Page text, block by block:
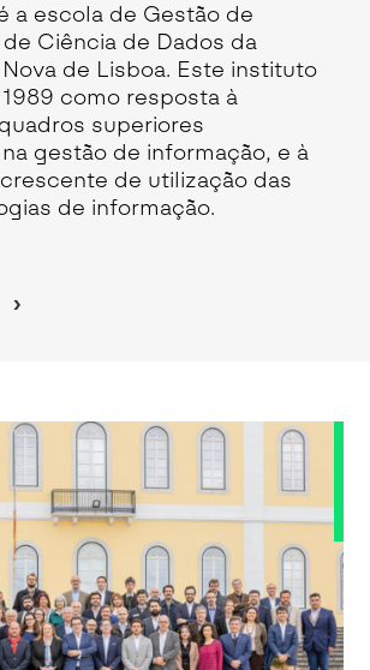
a escola de Gestão de
Ciência de Dados da
de Lisboa. Este instituto
como resposta à
superiores
gestão de informação, e à
de utilização das
de informação.